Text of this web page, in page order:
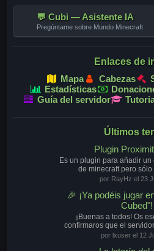
💬 Cubi — Asistente IA
Pregúntame sobre Mundo Minecraft
Enlaces de
Mapa
Cabezas
Estadísticas
Guía del servidor
Últimos
Plugin
Es un plugin para añadir un
de minecraft pero sólo
por RayHz el 23
🎉 ¡Ya podéis jugar
Cubed"!
¡Buenas a todos! Os
confirmaros que el servidor
por lxuser el 12